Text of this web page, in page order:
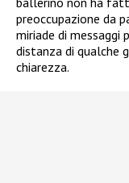
preoccupazione da
miriade di messaggi
distanza di qualche
chiarezza.